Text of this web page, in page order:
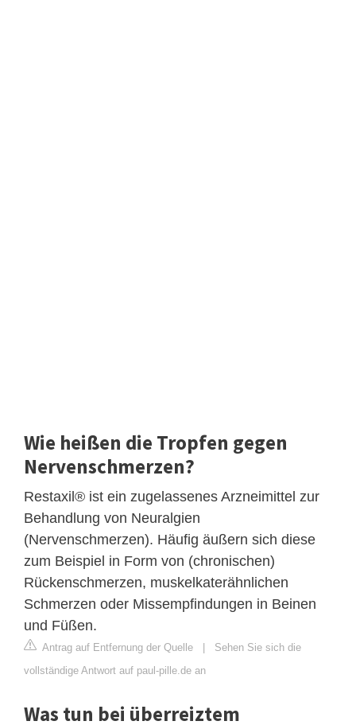
Wie heißen die Tropfen gegen
Nervenschmerzen?
Restaxil® ist ein zugelassenes Arzneimittel zur
Behandlung von Neuralgien
(Nervenschmerzen). Häufig äußern sich diese
zum Beispiel in Form von (chronischen)
Rückenschmerzen, muskelkaterähnlichen
Schmerzen oder Missempfindungen in Beinen
und Füßen.
Antrag auf Entfernung der Quelle | Sehen Sie sich die
vollständige Antwort auf paul-pille.de an
Was tun bei überreiztem